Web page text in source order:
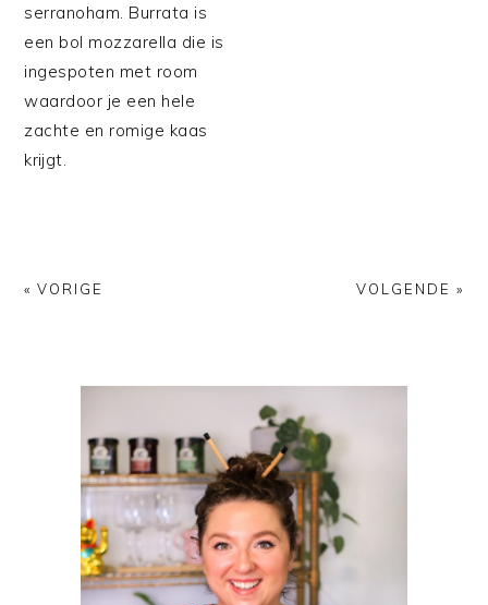
serranoham. Burrata is
een bol mozzarella die is
ingespoten met room
waardoor je een hele
zachte en romige kaas
krijgt.
« VORIGE VOLGENDE »